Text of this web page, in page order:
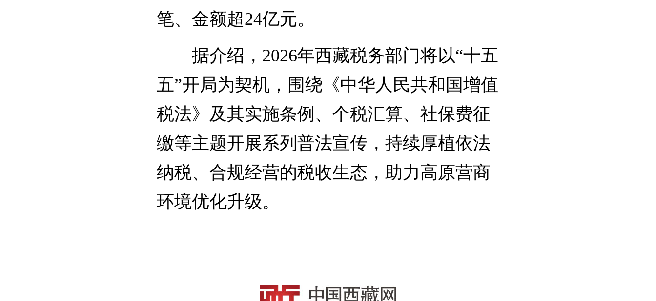
笔、金额超24亿元。
据介绍，2026年西藏税务部门将以“十五
五”开局为契机，围绕《中华人民共和国增值
税法》及其实施条例、个税汇算、社保费征
缴等主题开展系列普法宣传，持续厚植依法
纳税、合规经营的税收生态，助力高原营商
环境优化升级。